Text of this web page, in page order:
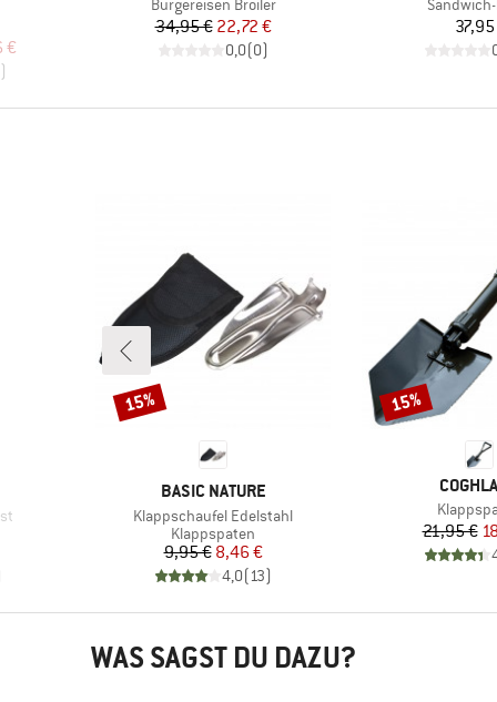
Preis
€
)
Burgereisen Broiler
Preis
34,95 €reduzierter Preis
22,72 €
0,0(0)
MARKE
BASIC NATURE
Artikel
Klappschaufel Edelstahl
Produktgruppe
Klappspaten
Preis
9,95 €reduzierter Preis
8,46 €
4,0(13)
Rabatt
15%
MARKE
Artikel
21,95 €
Rabatt
15%
WAS SAGST DU DAZU?